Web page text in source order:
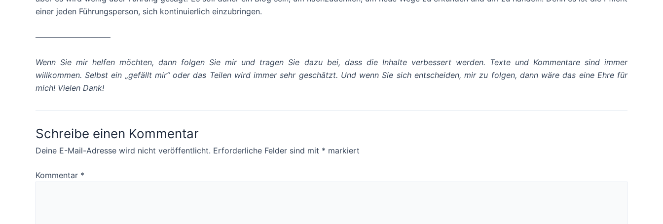
einer jeden Führungsperson, sich kontinuierlich einzubringen.
—————————–
Wenn Sie mir helfen möchten, dann folgen Sie mir und tragen Sie dazu bei, dass die Inhalte verbessert werden. Texte und Kommentare sind immer
willkommen. Selbst ein „gefällt mir“ oder das Teilen wird immer sehr geschätzt. Und wenn Sie sich entscheiden, mir zu folgen, dann wäre das eine Ehre für
mich! Vielen Dank!
Schreibe einen Kommentar
Deine E-Mail-Adresse wird nicht veröffentlicht. Erforderliche Felder sind mit * markiert
Kommentar *